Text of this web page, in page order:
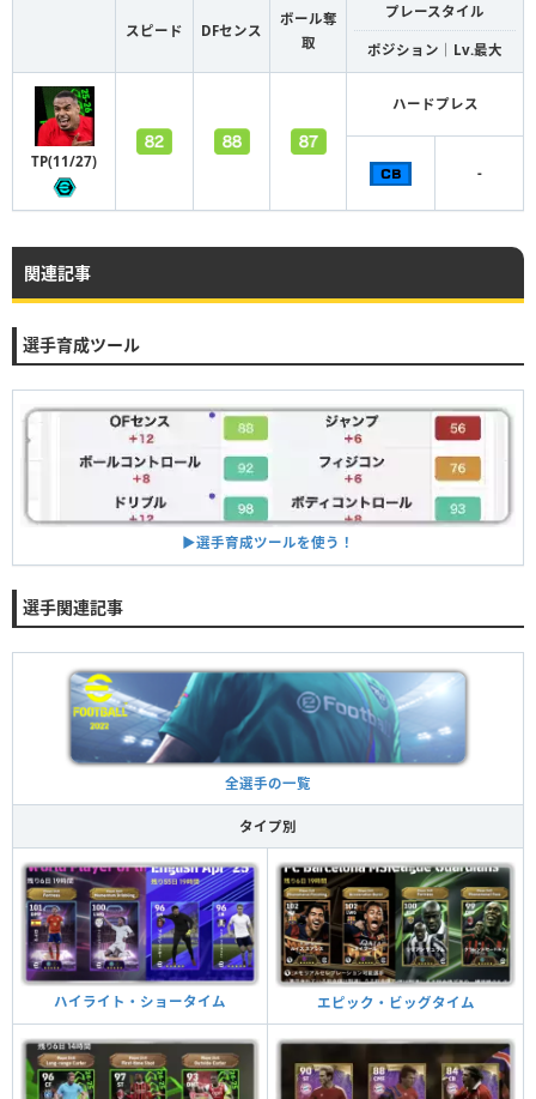
スピード DFセンス
ボール奪
取
プレースタイル
ポジション｜Lv.最大
TP(11/27)
ハードプレス
-
関連記事
選手育成ツール
▶︎選手育成ツールを使う！
選手関連記事
全選手の一覧
タイプ別
ハイライト・ショータイム エピック・ビッグタイム